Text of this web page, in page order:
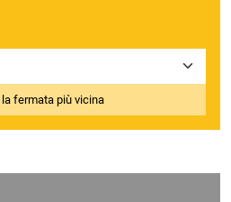
fermata più vicina